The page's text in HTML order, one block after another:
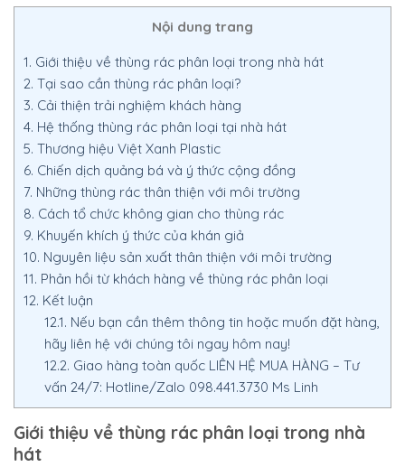
Nội dung trang
1. Giới thiệu về thùng rác phân loại trong nhà hát
2. Tại sao cần thùng rác phân loại?
3. Cải thiện trải nghiệm khách hàng
4. Hệ thống thùng rác phân loại tại nhà hát
5. Thương hiệu Việt Xanh Plastic
6. Chiến dịch quảng bá và ý thức cộng đồng
7. Những thùng rác thân thiện với môi trường
8. Cách tổ chức không gian cho thùng rác
9. Khuyến khích ý thức của khán giả
10. Nguyên liệu sản xuất thân thiện với môi trường
11. Phản hồi từ khách hàng về thùng rác phân loại
12. Kết luận
12.1. Nếu bạn cần thêm thông tin hoặc muốn đặt hàng,
hãy liên hệ với chúng tôi ngay hôm nay!
12.2. Giao hàng toàn quốc LIÊN HỆ MUA HÀNG – Tư
vấn 24/7: Hotline/Zalo 098.441.3730 Ms Linh
Giới thiệu về thùng rác phân loại trong nhà
hát